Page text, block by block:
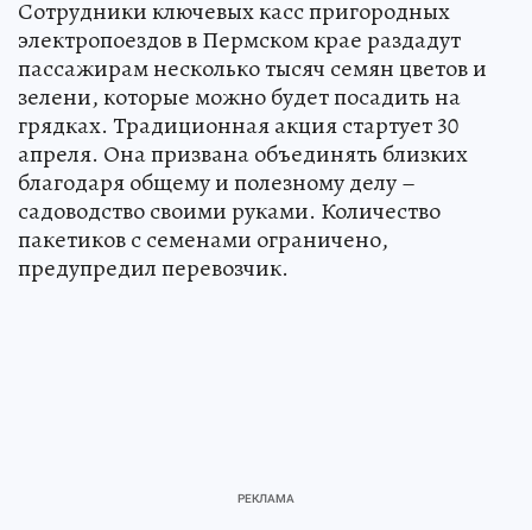
Сотрудники ключевых касс пригородных
электропоездов в Пермском крае раздадут
пассажирам несколько тысяч семян цветов и
зелени, которые можно будет посадить на
грядках. Традиционная акция стартует 30
апреля. Она призвана объединять близких
благодаря общему и полезному делу –
садоводство своими руками. Количество
пакетиков с семенами ограничено,
предупредил перевозчик.